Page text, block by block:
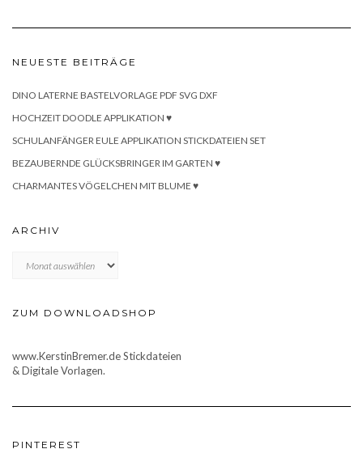
NEUESTE BEITRÄGE
DINO LATERNE BASTELVORLAGE PDF SVG DXF
HOCHZEIT DOODLE APPLIKATION ♥
SCHULANFÄNGER EULE APPLIKATION STICKDATEIEN SET
BEZAUBERNDE GLÜCKSBRINGER IM GARTEN ♥
CHARMANTES VÖGELCHEN MIT BLUME ♥
ARCHIV
ZUM DOWNLOADSHOP
www.KerstinBremer.de Stickdateien
& Digitale Vorlagen.
PINTEREST